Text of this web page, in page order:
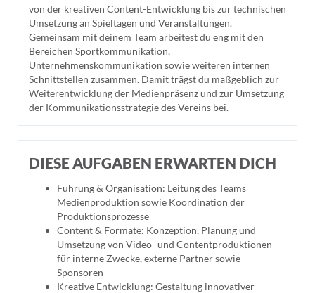
von der kreativen Content-Entwicklung bis zur technischen
Umsetzung an Spieltagen und Veranstaltungen.
Gemeinsam mit deinem Team arbeitest du eng mit den
Bereichen Sportkommunikation,
Unternehmenskommunikation sowie weiteren internen
Schnittstellen zusammen. Damit trägst du maßgeblich zur
Weiterentwicklung der Medienpräsenz und zur Umsetzung
der Kommunikationsstrategie des Vereins bei.
DIESE AUFGABEN ERWARTEN DICH
Führung & Organisation: Leitung des Teams
Medienproduktion sowie Koordination der
Produktionsprozesse
Content & Formate: Konzeption, Planung und
Umsetzung von Video- und Contentproduktionen
für interne Zwecke, externe Partner sowie
Sponsoren
Kreative Entwicklung: Gestaltung innovativer